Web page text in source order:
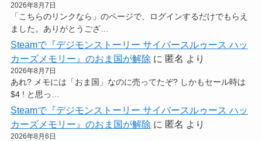
2026年8月7日
「こちらのリンクなら」のページで、ログインするだけでもらえ
ました。ありがとうござ…
Steamで『デジモンストーリー サイバースルゥース ハッ
カーズメモリー』のおま国が解除 に 匿名 より
2026年8月7日
あれ? メモには「おま国」なのに売ってたぞ? しかもセール時は
$4 ! と思っ…
Steamで『デジモンストーリー サイバースルゥース ハッ
カーズメモリー』のおま国が解除 に 匿名 より
2026年8月6日